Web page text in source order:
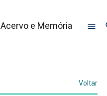
Acervo e Memória
Voltar